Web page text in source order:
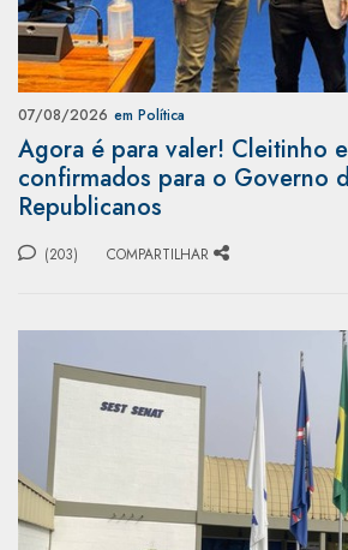
07/08/2026 em Política
Agora é para valer! Cleitinho
confirmados para o Governo
Republicanos
(203) COMPARTILHAR